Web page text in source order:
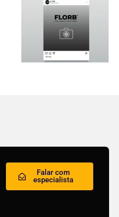
Falar com
especialista